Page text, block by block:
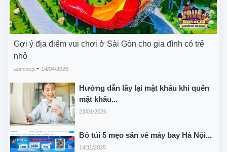
Gợi ý địa điểm vui chơi ở Sài Gòn cho gia đình có trẻ
nhỏ
admincp - 14/04/2026
Hướng dẫn lấy lại mật khẩu khi quên
mật khẩu...
23/01/2026
Bỏ túi 5 mẹo săn vé máy bay Hà Nội...
14/11/2025